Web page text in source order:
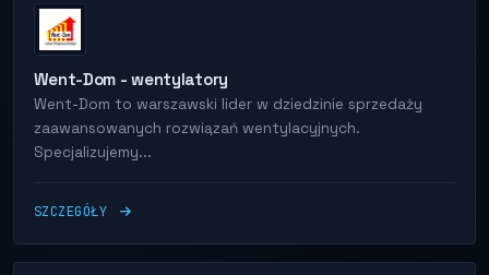
Went-Dom - wentylatory
Went-Dom to warszawski lider w dziedzinie sprzedaży
zaawansowanych rozwiązań wentylacyjnych.
Specjalizujemy...
SZCZEGÓŁY